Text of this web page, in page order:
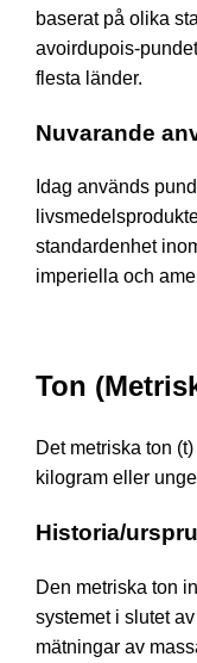
baserat på olika
avoirdupois-
flesta länder.
Nuvarande
Idag används
standardenhet
imperiella och
Ton
Det metriska ton
kilogram eller
Historia/
Den metriska ton
systemet i slutet
mätningar av